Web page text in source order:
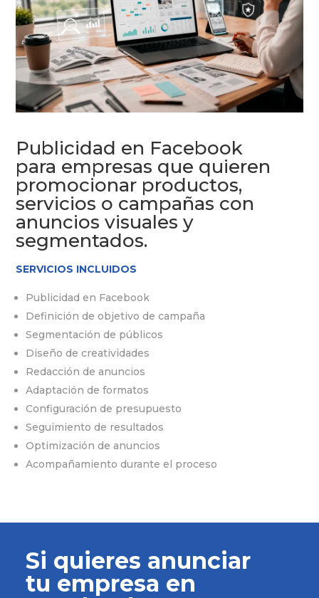
Publicidad en Facebook
para empresas que quieren
promocionar productos,
servicios o campañas con
anuncios visuales y
segmentados.
SERVICIOS INCLUIDOS
Publicidad en Facebook
Definición de objetivo de campaña
Segmentación de públicos
Diseño de creatividades
Redacción de anuncios
Adaptación de formatos
Configuración de presupuesto
Seguimiento de resultados
Optimización de anuncios
Acompañamiento durante el proceso
Si quieres anunciar
tu empresa en